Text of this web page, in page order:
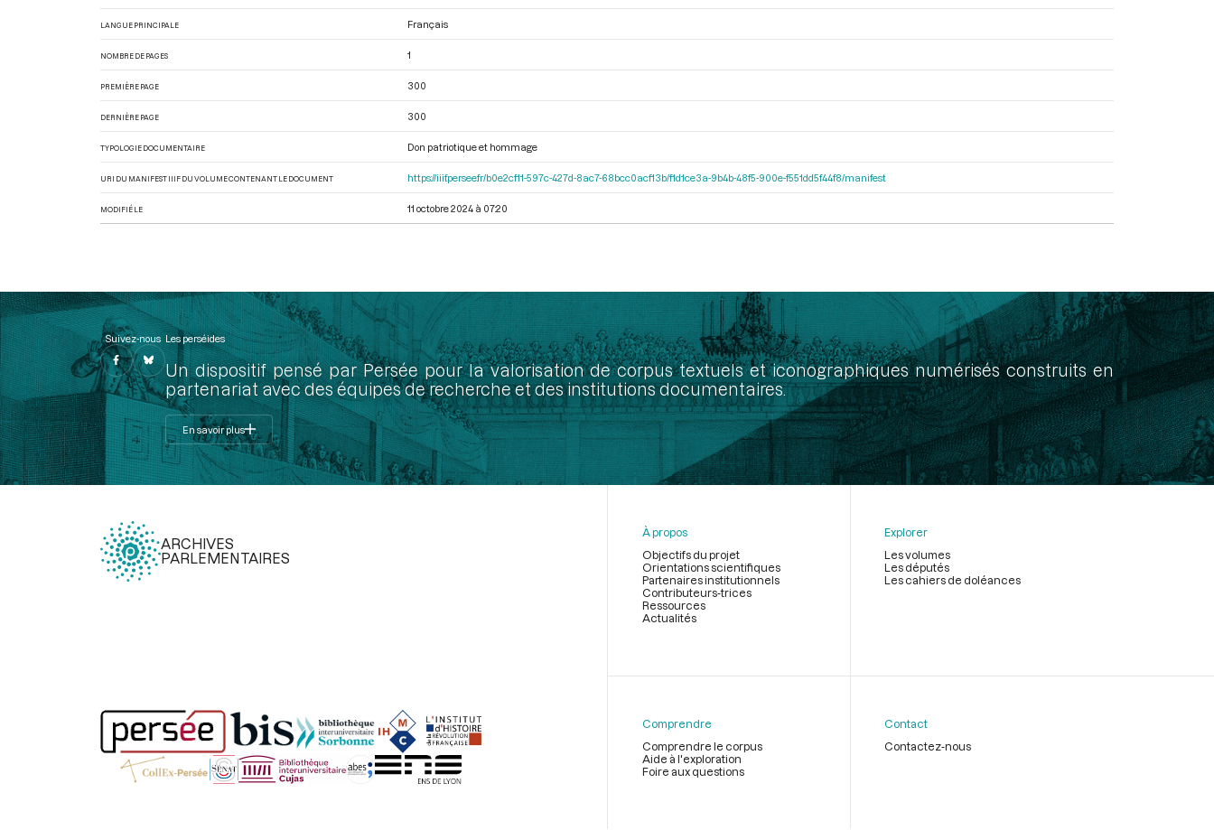
LANGUE PRINCIPALE Français
NOMBRE DE PAGES 1
PREMIÈRE PAGE 300
DERNIÈRE PAGE 300
TYPOLOGIE DOCUMENTAIRE Don patriotique et hommage
URI DU MANIFEST IIIF DU VOLUME CONTENANT LE DOCUMENT https://iiif.persee.fr/b0e2cf11-597c-427d-8ac7-68bcc0acf13b/f1d1ce3a-9b4b-48f5-900e-f551dd5f44f8/manifest
MODIFIÉ LE 11 octobre 2024 à 07:20
Suivez-nous Les perséides
Un dispositif pensé par Persée pour la valorisation de corpus textuels et iconographiques numérisés construits en
partenariat avec des équipes de recherche et des institutions documentaires.
En savoir plus
ARCHIVES
PARLEMENTAIRES
page
À propos
Objectifs du projet
Orientations scientifiques
Partenaires institutionnels
Contributeurs-trices
Ressources
Actualités
Explorer
Les volumes
Les députés
Les cahiers de doléances
Comprendre
Comprendre le corpus
Aide à l'exploration
Foire aux questions
Contact
Contactez-nous